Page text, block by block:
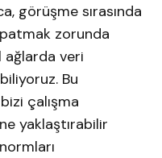
görüşme sırasında
zorunda
ağlarda veri
Bu
çalışma
yaklaştırabilir